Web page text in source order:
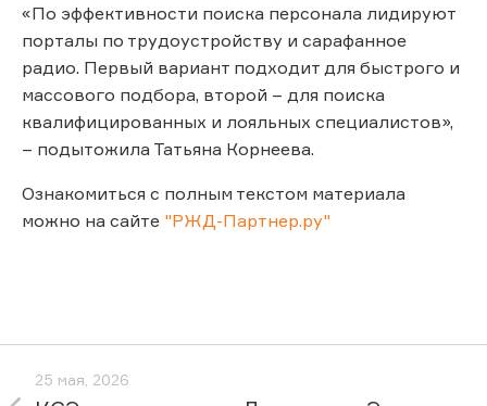
«По эффективности поиска персонала лидируют
порталы по трудоустройству и сарафанное
радио. Первый вариант подходит для быстрого и
массового подбора, второй – для поиска
квалифицированных и лояльных специалистов»,
– подытожила Татьяна Корнеева.
Ознакомиться с полным текстом материала
можно на сайте "РЖД-Партнер.ру"
25 мая, 2026